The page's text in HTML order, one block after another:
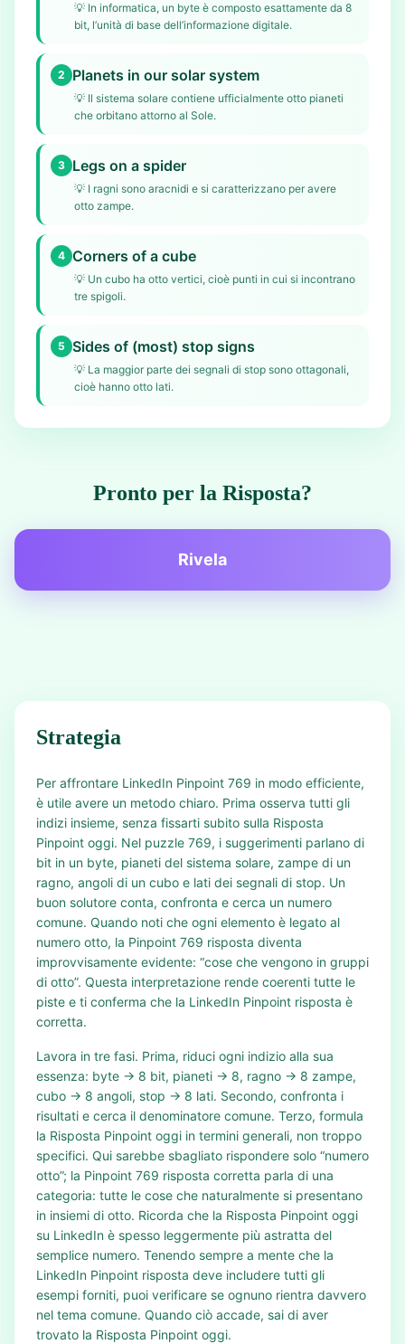
💡 In informatica, un byte è composto esattamente da 8
bit, l’unità di base dell’informazione digitale.
2 Planets in our solar system
💡 Il sistema solare contiene ufficialmente otto pianeti
che orbitano attorno al Sole.
3 Legs on a spider
💡 I ragni sono aracnidi e si caratterizzano per avere
otto zampe.
4 Corners of a cube
💡 Un cubo ha otto vertici, cioè punti in cui si incontrano
tre spigoli.
5 Sides of (most) stop signs
💡 La maggior parte dei segnali di stop sono ottagonali,
cioè hanno otto lati.
Pronto per la Risposta?
Rivela
Strategia
Per affrontare LinkedIn Pinpoint 769 in modo efficiente,
è utile avere un metodo chiaro. Prima osserva tutti gli
indizi insieme, senza fissarti subito sulla Risposta
Pinpoint oggi. Nel puzzle 769, i suggerimenti parlano di
bit in un byte, pianeti del sistema solare, zampe di un
ragno, angoli di un cubo e lati dei segnali di stop. Un
buon solutore conta, confronta e cerca un numero
comune. Quando noti che ogni elemento è legato al
numero otto, la Pinpoint 769 risposta diventa
improvvisamente evidente: “cose che vengono in gruppi
di otto”. Questa interpretazione rende coerenti tutte le
piste e ti conferma che la LinkedIn Pinpoint risposta è
corretta.
Lavora in tre fasi. Prima, riduci ogni indizio alla sua
essenza: byte → 8 bit, pianeti → 8, ragno → 8 zampe,
cubo → 8 angoli, stop → 8 lati. Secondo, confronta i
risultati e cerca il denominatore comune. Terzo, formula
la Risposta Pinpoint oggi in termini generali, non troppo
specifici. Qui sarebbe sbagliato rispondere solo “numero
otto”; la Pinpoint 769 risposta corretta parla di una
categoria: tutte le cose che naturalmente si presentano
in insiemi di otto. Ricorda che la Risposta Pinpoint oggi
su LinkedIn è spesso leggermente più astratta del
semplice numero. Tenendo sempre a mente che la
LinkedIn Pinpoint risposta deve includere tutti gli
esempi forniti, puoi verificare se ognuno rientra davvero
nel tema comune. Quando ciò accade, sai di aver
trovato la Risposta Pinpoint oggi.